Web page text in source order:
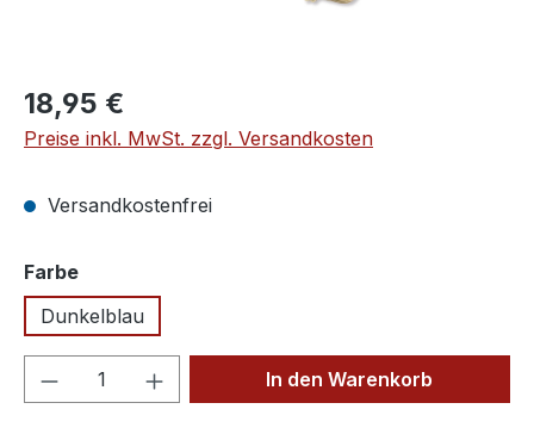
Regulärer Preis:
18,95 €
Preise inkl. MwSt. zzgl. Versandkosten
Versandkostenfrei
Farbeauswählen
Dunkelblau
Produkt Anzahl: Gib denIn den Warenkorb